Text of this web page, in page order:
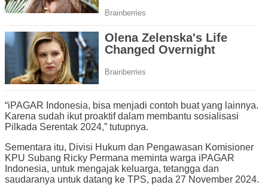
“iPAGAR Indonesia, bisa menjadi contoh buat yang lainnya.
Karena sudah ikut proaktif dalam membantu sosialisasi
Pilkada Serentak 2024,” tutupnya.
Sementara itu, Divisi Hukum dan Pengawasan Komisioner
KPU Subang Ricky Permana meminta warga iPAGAR
Indonesia, untuk mengajak keluarga, tetangga dan
saudaranya untuk datang ke TPS, pada 27 November 2024.